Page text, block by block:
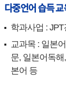
다중언어 습득
학과사업 :
교과목 : 일본
문, 일본어독
본어 등